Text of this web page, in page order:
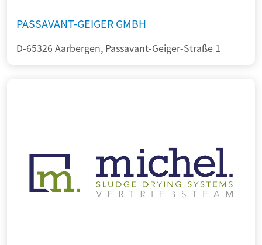
PASSAVANT-GEIGER GMBH
D-65326 Aarbergen, Passavant-Geiger-Straße 1